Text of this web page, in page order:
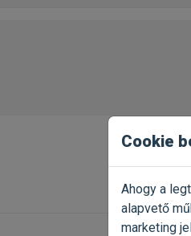
Cookie
Ahogy a
alapvető
marketing